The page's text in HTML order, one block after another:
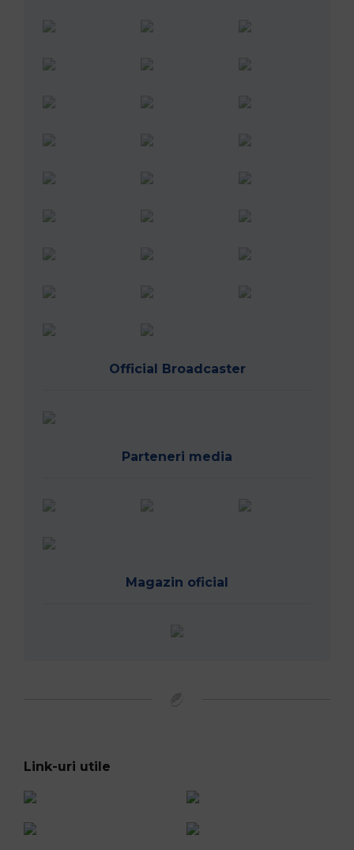
Official Broadcaster
Parteneri media
Magazin oficial
Link-uri utile